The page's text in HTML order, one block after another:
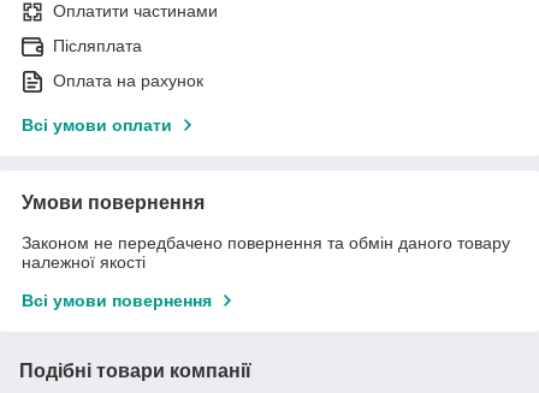
Оплатити частинами
Післяплата
Оплата на рахунок
Всі умови оплати
Умови повернення
Законом не передбачено повернення та обмін даного товару
належної якості
Всі умови повернення
Подібні товари компанії